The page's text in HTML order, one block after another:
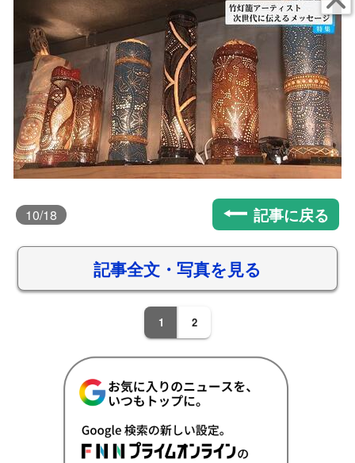
10/18 記事に戻る
記事全文・写真を見る
1 2